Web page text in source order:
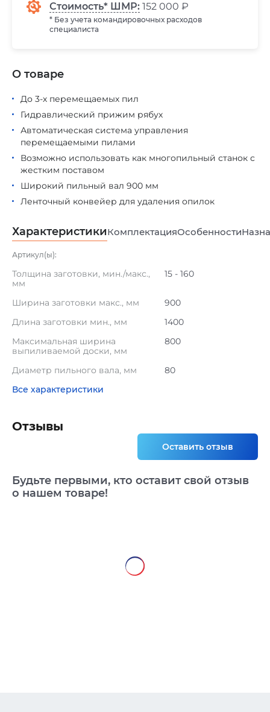
Стоимость* ШМР: 152 000 ₽
* Без учета командировочных расходов
специалиста
До 3-х перемещаемых пил
Гидравлический прижим рябух
Автоматическая система управления
перемещаемыми пилами
Возможно использовать как многопильный станок с
жестким поставом
Широкий пильный вал 900 мм
Ленточный конвейер для удаления опилок
О товаре
ХарактеристикиКомплектацияОсобенности
Артикул(ы):
Толщина заготовки, мин./макс.,
мм
15 - 160
Ширина заготовки макс., мм
900
Длина заготовки мин., мм
1400
Максимальная ширина
выпиливаемой доски, мм
800
Диаметр пильного вала, мм
80
Все характеристики
Отзывы
Оставить отзыв
Будьте первыми, кто оставит свой отзыв
о нашем товаре!